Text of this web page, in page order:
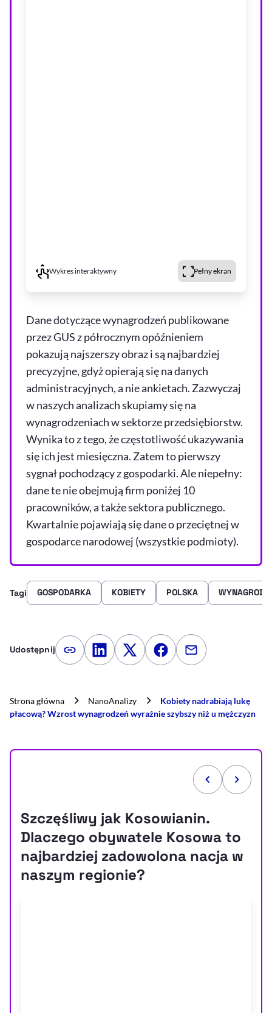
Wykres interaktywny Pełny ekran
Dane dotyczące wynagrodzeń publikowane
przez GUS z półrocznym opóźnieniem
pokazują najszerszy obraz i są najbardziej
precyzyjne, gdyż opierają się na danych
administracyjnych, a nie ankietach. Zazwyczaj
w naszych analizach skupiamy się na
wynagrodzeniach w sektorze przedsiębiorstw.
Wynika to z tego, że częstotliwość ukazywania
się ich jest miesięczna. Zatem to pierwszy
sygnał pochodzący z gospodarki. Ale niepełny:
dane te nie obejmują firm poniżej 10
pracowników, a także sektora publicznego.
Kwartalnie pojawiają się dane o przeciętnej w
gospodarce narodowej (wszystkie podmioty).
Szczęśliwy jak Kosowianin.
Dlaczego obywatele Kosowa to
najbardziej zadowolona nacja w
naszym regionie?
Tagi GOSPODARKA KOBIETY POLSKA
Udostępnij Kopiuj link artykułu
Udostępnij na LinkedIn
Udostępnij na Twitterze
Udostępnij na
Udostępnij
Strona główna NanoAnalizy
Kobiety nadrabiają lukę
płacową? Wzrost wynagrodzeń wyraźnie szybszy niż u mężczyzn